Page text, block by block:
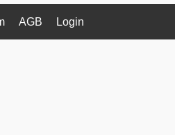
AGB Login